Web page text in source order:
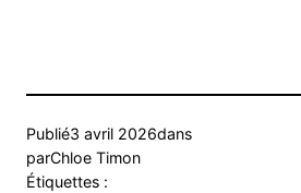
Publié3 avril 2026dans
parChloe Timon
Étiquettes :